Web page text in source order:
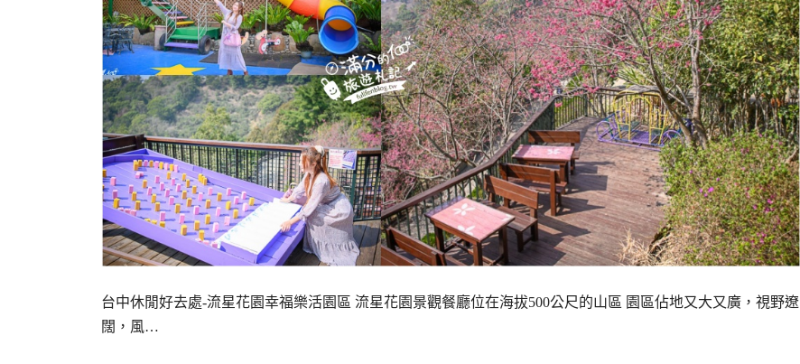
台中休閒好去處-流星花園幸福樂活園區 流星花園景觀餐廳位在海拔500公尺的山區 園區佔地又大又廣，視野遼
闊，風…